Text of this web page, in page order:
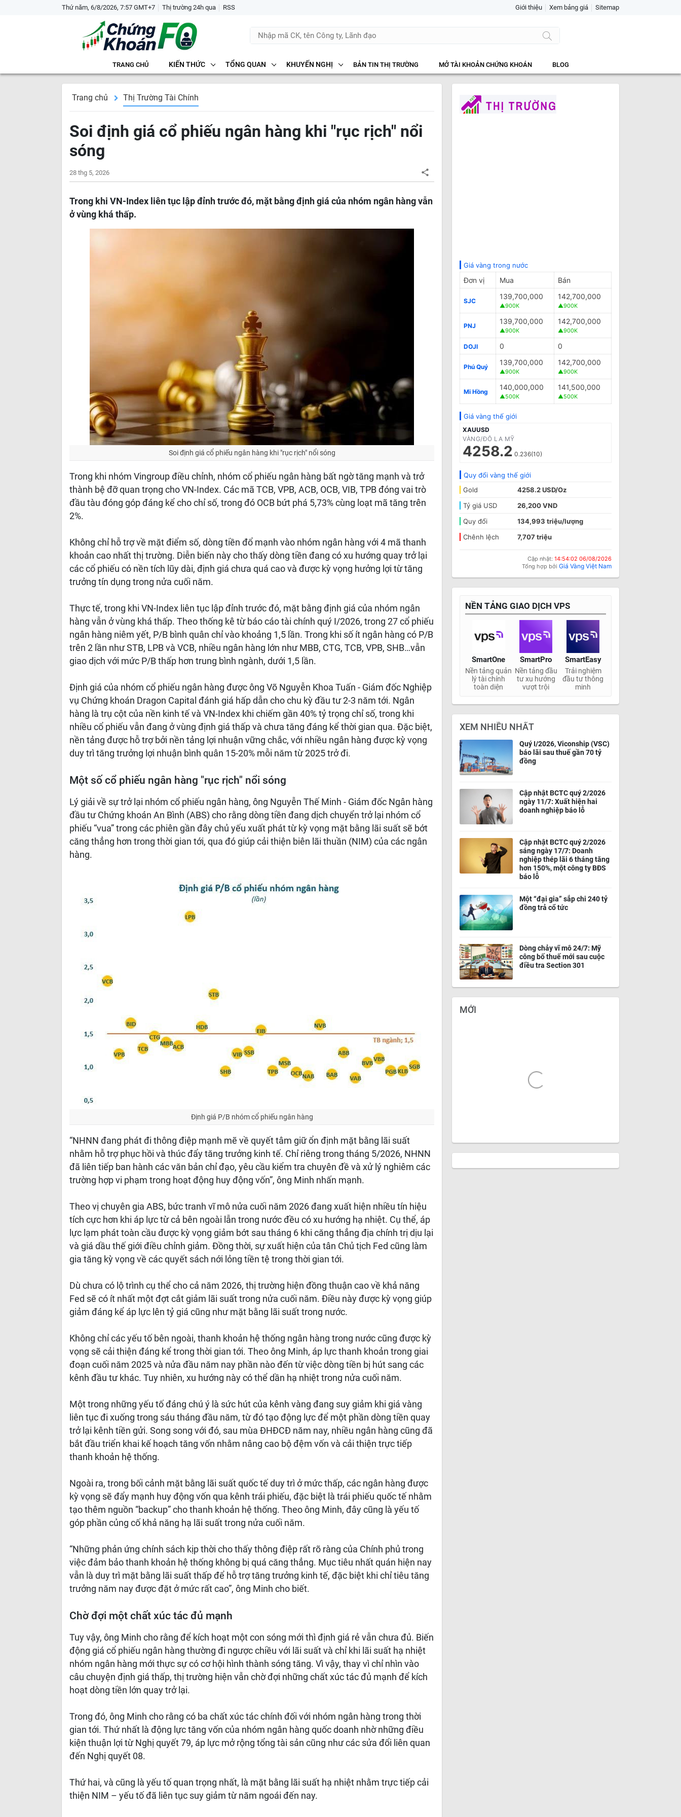
Thứ năm, 6/8/2026, 7:57 GMT+7 Thị trường 24h qua RSS Giới thiệu Xem bảng giá Sitemap
TRANG CHỦ KIẾN THỨC TỔNG QUAN KHUYẾN NGHỊ BẢN TIN THỊ TRƯỜNG MỞ TÀI KHOẢN CHỨNG KHOÁN BLOG
Trang chủ Thị Trường Tài Chính
Soi định giá cổ phiếu ngân hàng khi "rục rịch" nổi
sóng
28 thg 5, 2026
Trong khi VN-Index liên tục lập đỉnh trước đó, mặt bằng định giá của nhóm ngân hàng vẫn
ở vùng khá thấp.
Soi định giá cổ phiếu ngân hàng khi "rục rịch" nổi sóng
Trong khi nhóm Vingroup điều chỉnh, nhóm cổ phiếu ngân hàng bất ngờ tăng mạnh và trở
thành bệ đỡ quan trọng cho VN-Index. Các mã TCB, VPB, ACB, OCB, VIB, TPB đóng vai trò
đầu tàu đóng góp đáng kể cho chỉ số, trong đó OCB bứt phá 5,73% cùng loạt mã tăng trên
2%.
Không chỉ hỗ trợ về mặt điểm số, dòng tiền đổ mạnh vào nhóm ngân hàng với 4 mã thanh
khoản cao nhất thị trường. Diễn biến này cho thấy dòng tiền đang có xu hướng quay trở lại
các cổ phiếu có nền tích lũy dài, định giá chưa quá cao và được kỳ vọng hưởng lợi từ tăng
trưởng tín dụng trong nửa cuối năm.
Thực tế, trong khi VN-Index liên tục lập đỉnh trước đó, mặt bằng định giá của nhóm ngân
hàng vẫn ở vùng khá thấp. Theo thống kê từ báo cáo tài chính quý I/2026, trong 27 cổ phiếu
ngân hàng niêm yết, P/B bình quân chỉ vào khoảng 1,5 lần. Trong khi số ít ngân hàng có P/B
trên 2 lần như STB, LPB và VCB, nhiều ngân hàng lớn như MBB, CTG, TCB, VPB, SHB…vẫn
giao dịch với mức P/B thấp hơn trung bình ngành, dưới 1,5 lần.
Định giá của nhóm cổ phiếu ngân hàng được ông Võ Nguyễn Khoa Tuấn - Giám đốc Nghiệp
vụ Chứng khoán Dragon Capital đánh giá hấp dẫn cho chu kỳ đầu tư 2-3 năm tới. Ngân
hàng là trụ cột của nền kinh tế và VN-Index khi chiếm gần 40% tỷ trọng chỉ số, trong khi
nhiều cổ phiếu vẫn đang ở vùng định giá thấp và chưa tăng đáng kể thời gian qua. Đặc biệt,
nền tảng được hỗ trợ bởi nền tảng lợi nhuận vững chắc, với nhiều ngân hàng được kỳ vọng
duy trì tăng trưởng lợi nhuận bình quân 15-20% mỗi năm từ 2025 trở đi.
Một số cổ phiếu ngân hàng "rục rịch" nổi sóng
Lý giải về sự trở lại nhóm cổ phiếu ngân hàng, ông Nguyễn Thế Minh - Giám đốc Ngân hàng
đầu tư Chứng khoán An Bình (ABS) cho rằng dòng tiền đang dịch chuyển trở lại nhóm cổ
phiếu “vua” trong các phiên gần đây chủ yếu xuất phát từ kỳ vọng mặt bằng lãi suất sẽ bớt
căng thẳng hơn trong thời gian tới, qua đó giúp cải thiện biên lãi thuần (NIM) của các ngân
hàng.
Định giá P/B nhóm cổ phiếu ngân hàng
“NHNN đang phát đi thông điệp mạnh mẽ về quyết tâm giữ ổn định mặt bằng lãi suất
nhằm hỗ trợ phục hồi và thúc đẩy tăng trưởng kinh tế. Chỉ riêng trong tháng 5/2026, NHNN
đã liên tiếp ban hành các văn bản chỉ đạo, yêu cầu kiểm tra chuyên đề và xử lý nghiêm các
trường hợp vi phạm trong hoạt động huy động vốn”, ông Minh nhấn mạnh.
Theo vị chuyên gia ABS, bức tranh vĩ mô nửa cuối năm 2026 đang xuất hiện nhiều tín hiệu
tích cực hơn khi áp lực từ cả bên ngoài lẫn trong nước đều có xu hướng hạ nhiệt. Cụ thể, áp
lực lạm phát toàn cầu được kỳ vọng giảm bớt sau tháng 6 khi căng thẳng địa chính trị dịu lại
và giá dầu thế giới điều chỉnh giảm. Đồng thời, sự xuất hiện của tân Chủ tịch Fed cũng làm
gia tăng kỳ vọng về các quyết sách nới lỏng tiền tệ trong thời gian tới.
Dù chưa có lộ trình cụ thể cho cả năm 2026, thị trường hiện đồng thuận cao về khả năng
Fed sẽ có ít nhất một đợt cắt giảm lãi suất trong nửa cuối năm. Điều này được kỳ vọng giúp
giảm đáng kể áp lực lên tỷ giá cũng như mặt bằng lãi suất trong nước.
Không chỉ các yếu tố bên ngoài, thanh khoản hệ thống ngân hàng trong nước cũng được kỳ
vọng sẽ cải thiện đáng kể trong thời gian tới. Theo ông Minh, áp lực thanh khoản trong giai
đoạn cuối năm 2025 và nửa đầu năm nay phần nào đến từ việc dòng tiền bị hút sang các
kênh đầu tư khác. Tuy nhiên, xu hướng này có thể dần hạ nhiệt trong nửa cuối năm.
Một trong những yếu tố đáng chú ý là sức hút của kênh vàng đang suy giảm khi giá vàng
liên tục đi xuống trong sáu tháng đầu năm, từ đó tạo động lực để một phần dòng tiền quay
trở lại kênh tiền gửi. Song song với đó, sau mùa ĐHĐCĐ năm nay, nhiều ngân hàng cũng đã
bắt đầu triển khai kế hoạch tăng vốn nhằm nâng cao bộ đệm vốn và cải thiện trực tiếp
thanh khoản hệ thống.
Ngoài ra, trong bối cảnh mặt bằng lãi suất quốc tế duy trì ở mức thấp, các ngân hàng được
kỳ vọng sẽ đẩy mạnh huy động vốn qua kênh trái phiếu, đặc biệt là trái phiếu quốc tế nhằm
tạo thêm nguồn “backup” cho thanh khoản hệ thống. Theo ông Minh, đây cũng là yếu tố
góp phần củng cố khả năng hạ lãi suất trong nửa cuối năm.
“Những phản ứng chính sách kịp thời cho thấy thông điệp rất rõ ràng của Chính phủ trong
việc đảm bảo thanh khoản hệ thống không bị quá căng thẳng. Mục tiêu nhất quán hiện nay
vẫn là duy trì mặt bằng lãi suất thấp để hỗ trợ tăng trưởng kinh tế, đặc biệt khi chỉ tiêu tăng
trưởng năm nay được đặt ở mức rất cao”, ông Minh cho biết.
Chờ đợi một chất xúc tác đủ mạnh
Tuy vậy, ông Minh cho rằng để kích hoạt một con sóng mới thì định giá rẻ vẫn chưa đủ. Biến
động giá cổ phiếu ngân hàng thường đi ngược chiều với lãi suất và chỉ khi lãi suất hạ nhiệt
nhóm ngân hàng mới thực sự có cơ hội hình thành sóng tăng. Vì vậy, thay vì chỉ nhìn vào
câu chuyện định giá thấp, thị trường hiện vẫn chờ đợi những chất xúc tác đủ mạnh để kích
hoạt dòng tiền lớn quay trở lại.
Trong đó, ông Minh cho rằng có ba chất xúc tác chính đối với nhóm ngân hàng trong thời
gian tới. Thứ nhất là động lực tăng vốn của nhóm ngân hàng quốc doanh nhờ những điều
kiện thuận lợi từ Nghị quyết 79, áp lực mở rộng tổng tài sản cũng như các sửa đổi liên quan
đến Nghị quyết 08.
Thứ hai, và cũng là yếu tố quan trọng nhất, là mặt bằng lãi suất hạ nhiệt nhằm trực tiếp cải
thiện NIM – yếu tố đã liên tục suy giảm từ năm ngoái đến nay.
Giá vàng trong nước
Đơn vị Mua Bán
SJC
139,700,000
▲900K
142,700,000
▲900K
PNJ
139,700,000
▲900K
142,700,000
▲900K
DOJI 0 0
Phú Quý
139,700,000
▲900K
142,700,000
▲900K
Mi Hồng
140,000,000
▲500K
141,500,000
▲500K
Giá vàng thế giới
XAUUSD
VÀNG/ĐÔ LA MỸ
4258.2 0.236(10)
Quy đổi vàng thế giới
Gold
4258.2 USD/Oz
Tỷ giá USD
26,200 VND
Quy đổi
134,993 triệu/lượng
Chênh lệch
7,707 triệu
Cập nhật: 14:54:02 06/08/2026
Tổng hợp bởi Giá Vàng Việt Nam
NỀN TẢNG GIAO DỊCH VPS
SmartOne SmartPro SmartEasy
Nền tảng quản
lý tài chính
toàn diện
Nền tảng đầu
tư xu hướng
vượt trội
Trải nghiệm
đầu tư thông
minh
XEM NHIỀU NHẤT
Quý I/2026, Viconship (VSC)
báo lãi sau thuế gần 70 tỷ
đồng
Cập nhật BCTC quý 2/2026
ngày 11/7: Xuất hiện hai
doanh nghiệp báo lỗ
Cập nhật BCTC quý 2/2026
sáng ngày 17/7: Doanh
nghiệp thép lãi 6 tháng tăng
hơn 150%, một công ty BĐS
báo lỗ
Một “đại gia” sắp chi 240 tỷ
đồng trả cổ tức
Dòng chảy vĩ mô 24/7: Mỹ
công bố thuế mới sau cuộc
điều tra Section 301
MỚI